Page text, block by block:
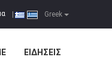
Greek
ΕΙΔΉΣΕΙΣ